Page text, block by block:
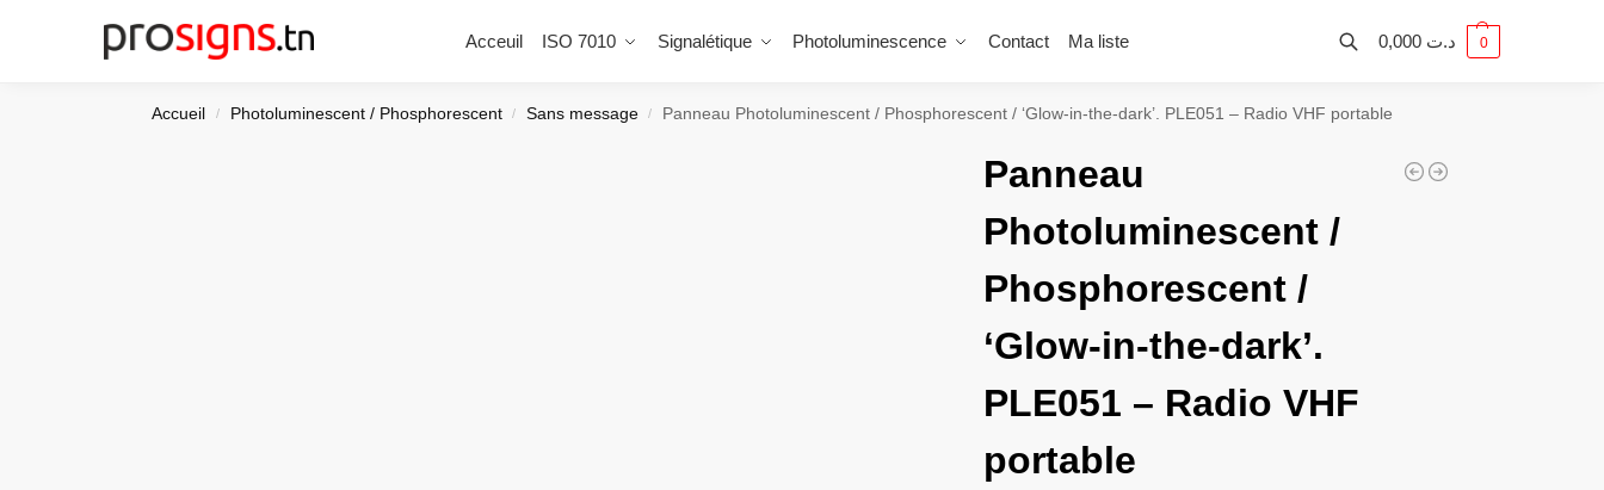
Acceuil ISO 7010 Signalétique Photoluminescence Contact Ma liste
Chercher 0,000 د.ت 0
Accueil / Photoluminescent / Phosphorescent / Sans message / Panneau Photoluminescent / Phosphorescent / ‘Glow-in-the-dark’. PLE051 – Radio VHF portable
Panneau
Photoluminescent /
Phosphorescent /
‘Glow-in-the-dark’.
PLE051 – Radio VHF
portable